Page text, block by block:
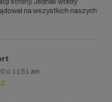
na wszystkich naszych
o 11:51 am